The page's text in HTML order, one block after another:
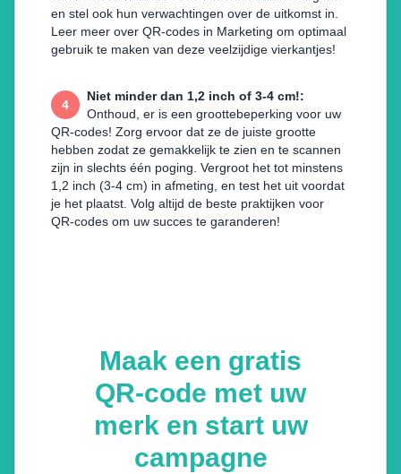
en stel ook hun verwachtingen over de uitkomst in.
Leer meer over QR-codes in Marketing om optimaal
gebruik te maken van deze veelzijdige vierkantjes!
4
Niet minder dan 1,2 inch of 3-4 cm!:
Onthoud, er is een groottebeperking voor uw
QR-codes! Zorg ervoor dat ze de juiste grootte
hebben zodat ze gemakkelijk te zien en te scannen
zijn in slechts één poging. Vergroot het tot minstens
1,2 inch (3-4 cm) in afmeting, en test het uit voordat
je het plaatst. Volg altijd de beste praktijken voor
QR-codes om uw succes te garanderen!
Maak een gratis
QR-code met uw
merk en start uw
campagne